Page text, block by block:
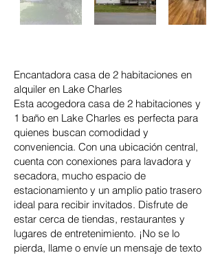
Encantadora casa de 2 habitaciones en
alquiler en Lake Charles
Esta acogedora casa de 2 habitaciones y
1 baño en Lake Charles es perfecta para
quienes buscan comodidad y
conveniencia. Con una ubicación central,
cuenta con conexiones para lavadora y
secadora, mucho espacio de
estacionamiento y un amplio patio trasero
ideal para recibir invitados. Disfrute de
estar cerca de tiendas, restaurantes y
lugares de entretenimiento. ¡No se lo
pierda, llame o envíe un mensaje de texto